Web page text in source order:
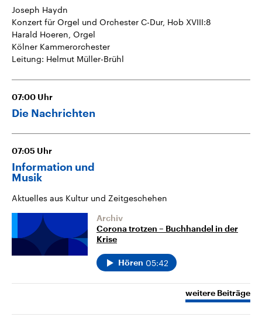
Joseph Haydn
Konzert für Orgel und Orchester C-Dur, Hob XVIII:8
Harald Hoeren, Orgel
Kölner Kammerorchester
Leitung: Helmut Müller-Brühl
07:00 Uhr
Die Nachrichten
07:05 Uhr
Information und
Musik
Aktuelles aus Kultur und Zeitgeschehen
Archiv
Corona trotzen – Buchhandel in der
Krise
Hören 05:42
weitere Beiträge